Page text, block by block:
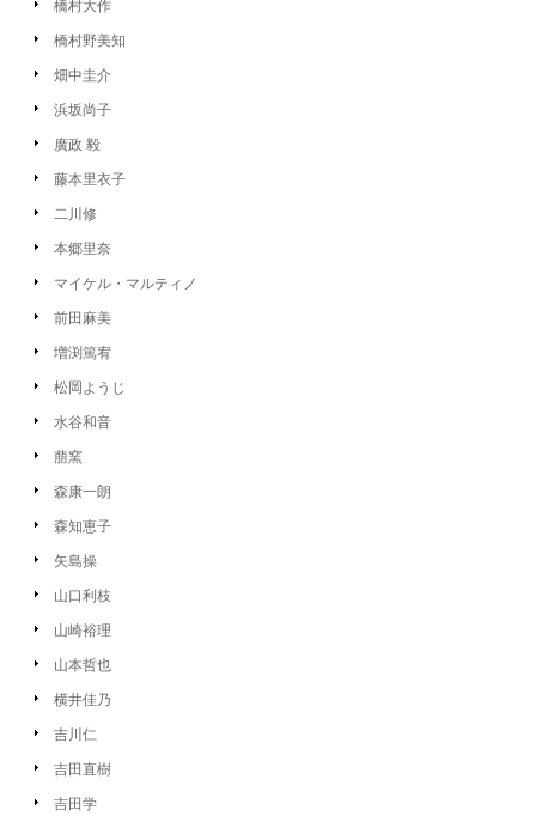
橋村大作
橋村野美知
畑中圭介
浜坂尚子
廣政 毅
藤本里衣子
二川修
本郷里奈
マイケル・マルティノ
前田麻美
増渕篤宥
松岡ようじ
水谷和音
萠窯
森康一朗
森知恵子
矢島操
山口利枝
山崎裕理
山本哲也
横井佳乃
吉川仁
吉田直樹
吉田学